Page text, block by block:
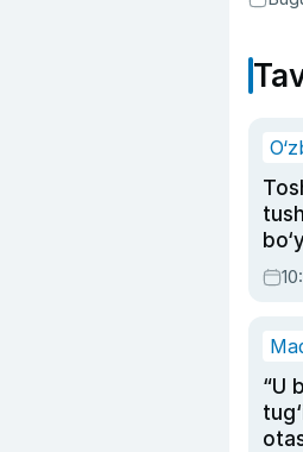
“U